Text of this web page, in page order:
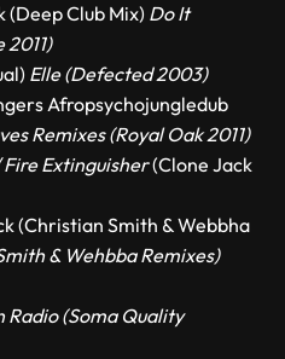
(Deep Club Mix) Do It
2011)
Elle (Defected 2003)
Afropsychojungledub
Remixes (Royal Oak 2011)
Extinguisher(Clone Jack
(Christian Smith & Webbha
& Wehbba Remixes)
Radio (Soma Quality